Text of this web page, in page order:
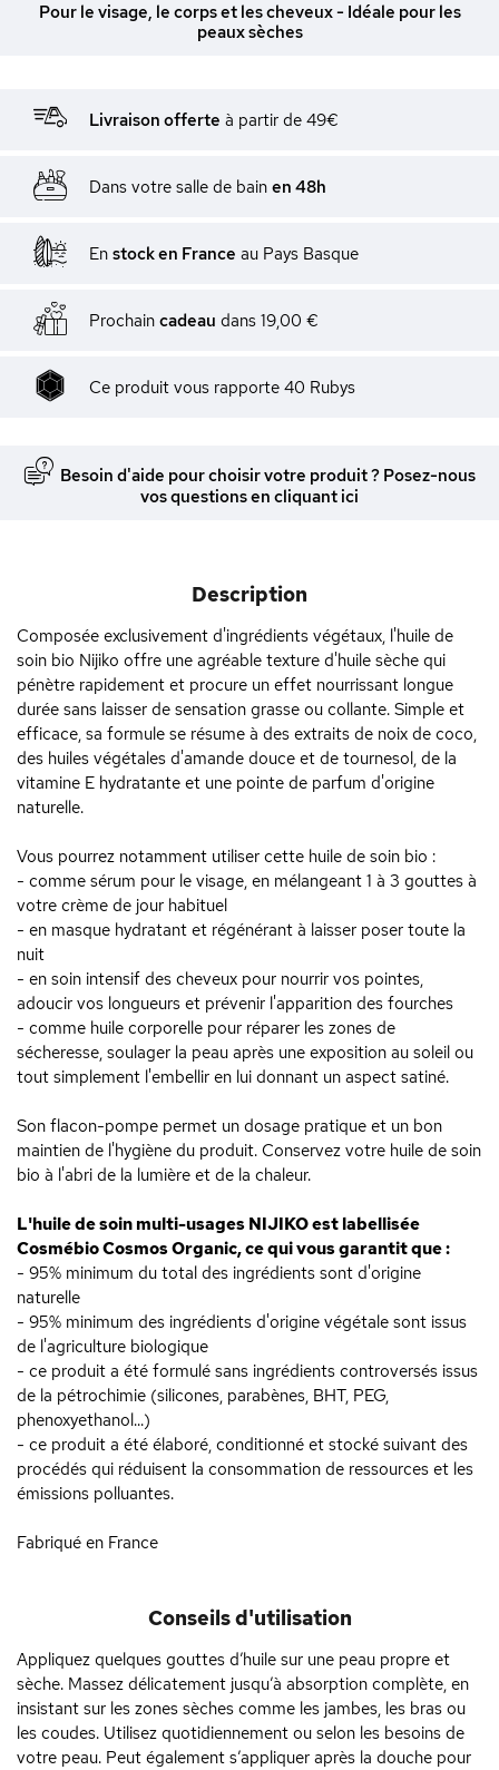
Pour le visage, le corps et les cheveux - Idéale pour les
peaux sèches
Livraison offerte à partir de 49€
Dans votre salle de bain en 48h
En stock en France au Pays Basque
Prochain cadeau dans 19,00 €
Ce produit vous rapporte 40 Rubys
Besoin d'aide pour choisir votre produit ? Posez-nous
vos questions en cliquant ici
Description
Composée exclusivement d'ingrédients végétaux, l'huile de
soin bio Nijiko offre une agréable texture d'huile sèche qui
pénètre rapidement et procure un effet nourrissant longue
durée sans laisser de sensation grasse ou collante. Simple et
efficace, sa formule se résume à des extraits de noix de coco,
des huiles végétales d'amande douce et de tournesol, de la
vitamine E hydratante et une pointe de parfum d'origine
naturelle.
Vous pourrez notamment utiliser cette huile de soin bio :
- comme sérum pour le visage, en mélangeant 1 à 3 gouttes à
votre crème de jour habituel
- en masque hydratant et régénérant à laisser poser toute la
nuit
- en soin intensif des cheveux pour nourrir vos pointes,
adoucir vos longueurs et prévenir l'apparition des fourches
- comme huile corporelle pour réparer les zones de
sécheresse, soulager la peau après une exposition au soleil ou
tout simplement l'embellir en lui donnant un aspect satiné.
Son flacon-pompe permet un dosage pratique et un bon
maintien de l'hygiène du produit. Conservez votre huile de soin
bio à l'abri de la lumière et de la chaleur.
L'huile de soin multi-usages NIJIKO est labellisée
Cosmébio Cosmos Organic, ce qui vous garantit que :
- 95% minimum du total des ingrédients sont d'origine
naturelle
- 95% minimum des ingrédients d'origine végétale sont issus
de l'agriculture biologique
- ce produit a été formulé sans ingrédients controversés issus
de la pétrochimie (silicones, parabènes, BHT, PEG,
phenoxyethanol...)
- ce produit a été élaboré, conditionné et stocké suivant des
procédés qui réduisent la consommation de ressources et les
émissions polluantes.
Fabriqué en France
Conseils d'utilisation
Appliquez quelques gouttes d’huile sur une peau propre et
sèche. Massez délicatement jusqu’à absorption complète, en
insistant sur les zones sèches comme les jambes, les bras ou
les coudes. Utilisez quotidiennement ou selon les besoins de
votre peau. Peut également s’appliquer après la douche pour